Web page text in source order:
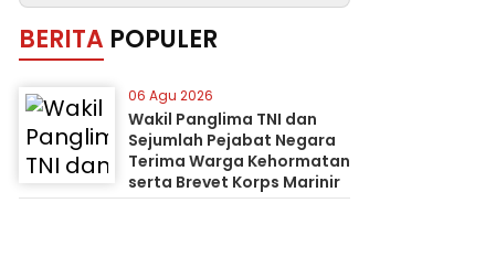
BERITA POPULER
06 Agu 2026
Wakil Panglima TNI dan
Sejumlah Pejabat Negara
Terima Warga Kehormatan
serta Brevet Korps Marinir